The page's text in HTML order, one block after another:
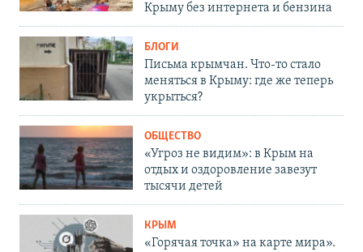
Крыму без интернета и бензина
БЛОГИ
Письма крымчан. Что-то стало
меняться в Крыму: где же теперь
укрыться?
ОБЩЕСТВО
«Угроз не видим»: в Крым на
отдых и оздоровление завезут
тысячи детей
КРЫМ
«Горячая точка» на карте мира».